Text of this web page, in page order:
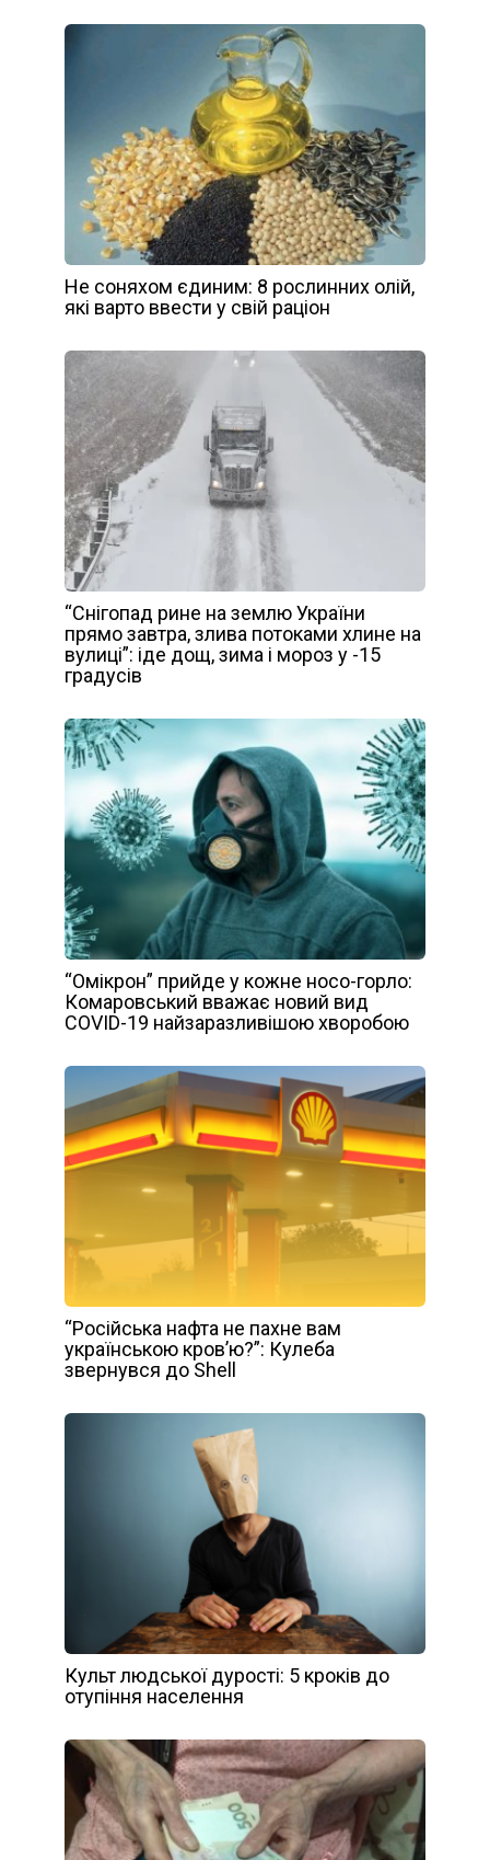
Не соняхом єдиним: 8 рослинних олій,
які варто ввести у свій раціон
“Снігопад рине на землю України
прямо завтра, злива потоками хлине на
вулиці”: іде дощ, зима і мороз у -15
градусів
“Омікрон” прийде у кожне носо-горло:
Комаровський вважає новий вид
COVID-19 найзаразливішою хворобою
“Російська нафта не пахне вам
українською кров’ю?”: Кулеба
звернувся до Shell
Культ людської дурості: 5 кроків до
отупіння населення